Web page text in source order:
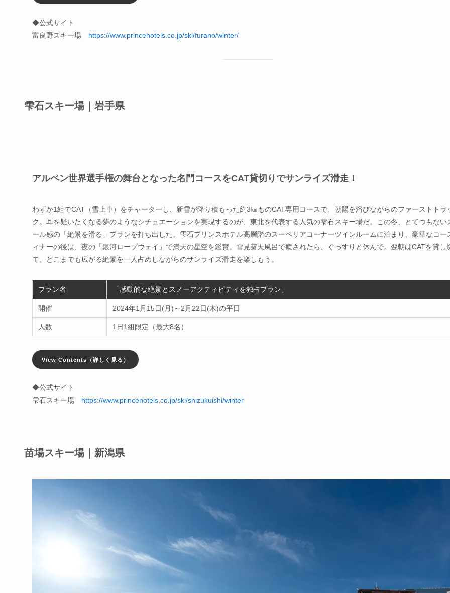
◆公式サイト
富良野スキー場 https://www.princehotels.co.jp/ski/furano/winter/
雫石スキー場｜岩手県
アルペン世界選手権の舞台となった名門コースをCAT貸切りでサンライズ滑走！
わずか1組でCAT（雪上車）をチャーターし、新雪が降り積もった約3㎞ものCAT専用コースで、朝陽を浴びながらのファーストトラ
ク。耳を疑いたくなる夢のようなシチュエーションを実現するのが、東北を代表する人気の雫石スキー場だ。この冬、とてつもない
ール感の「絶景を滑る」プランを打ち出した。雫石プリンスホテル高層階のスーペリアコーナーツインルームに泊まり、豪華なコー
ィナーの後は、夜の「銀河ロープウェイ」で満天の星空を鑑賞。雪見露天風呂で癒されたら、ぐっすりと休んで。翌朝はCATを貸し
て、どこまでも広がる絶景を一人占めしながらのサンライズ滑走を楽しもう。
プラン名 「感動的な絶景とスノーアクティビティを独占プラン」
開催 2024年1月15日(月)～2月22日(木)の平日
人数 1日1組限定（最大8名）
View Contents（詳しく見る）
◆公式サイト
雫石スキー場 https://www.princehotels.co.jp/ski/shizukuishi/winter
苗場スキー場｜新潟県